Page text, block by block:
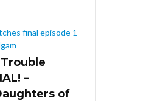
–
of